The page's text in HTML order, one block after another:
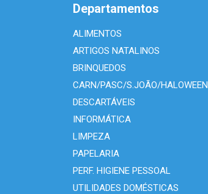
Departamentos
ALIMENTOS
ARTIGOS NATALINOS
BRINQUEDOS
CARN/PASC/S.JOÃO/HALOWEEN
DESCARTÁVEIS
INFORMÁTICA
LIMPEZA
PAPELARIA
PERF. HIGIENE PESSOAL
UTILIDADES DOMÉSTICAS